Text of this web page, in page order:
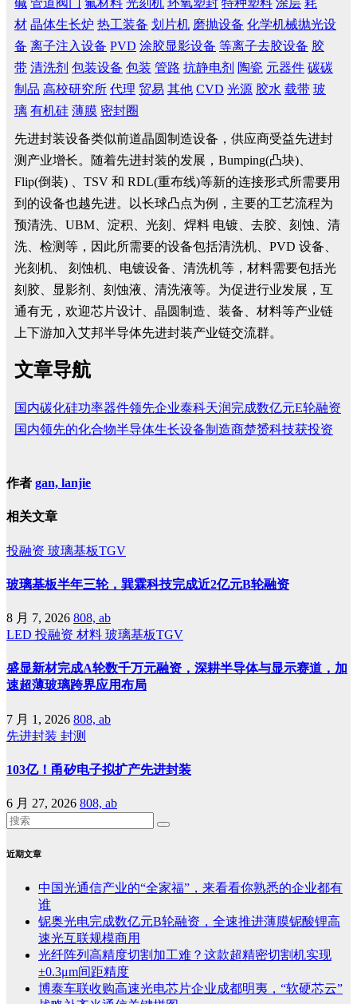
碱 管道阀门 氟材料 光刻机 环氧塑封 特种塑料 涂层 耗
材 晶体生长炉 热工装备 划片机 磨抛设备 化学机械抛光设
备 离子注入设备 PVD 涂胶显影设备 等离子去胶设备 胶
带 清洗剂 包装设备 包装 管路 抗静电剂 陶瓷 元器件 碳碳
制品 高校研究所 代理 贸易 其他 CVD 光源 胶水 载带 玻
璃 有机硅 薄膜 密封圈
先进封装设备类似前道晶圆制造设备，供应商受益先进封
测产业增长。随着先进封装的发展，Bumping(凸块)、
Flip(倒装) 、TSV 和 RDL(重布线)等新的连接形式所需要用
到的设备也越先进。以长球凸点为例，主要的工艺流程为
预清洗、UBM、淀积、光刻、焊料 电镀、去胶、刻蚀、清
洗、检测等，因此所需要的设备包括清洗机、PVD 设备、
光刻机、 刻蚀机、电镀设备、清洗机等，材料需要包括光
刻胶、显影剂、刻蚀液、清洗液等。为促进行业发展，互
通有无，欢迎芯片设计、晶圆制造、装备、材料等产业链
上下游加入艾邦半导体先进封装产业链交流群。
文章导航
国内碳化硅功率器件领先企业泰科天润完成数亿元E轮融资
国内领先的化合物半导体生长设备制造商楚赟科技获投资
作者 gan, lanjie
相关文章
投融资 玻璃基板TGV
玻璃基板半年三轮，巽霖科技完成近2亿元B轮融资
8 月 7, 2026 808, ab
LED 投融资 材料 玻璃基板TGV
盛显新材完成A轮数千万元融资，深耕半导体与显示赛道，加
速超薄玻璃跨界应用布局
7 月 1, 2026 808, ab
先进封装 封测
103亿！甬矽电子拟扩产先进封装
6 月 27, 2026 808, ab
近期文章
中国光通信产业的“全家福”，来看看你熟悉的企业都有
谁
铌奥光电完成数亿元B轮融资，全速推进薄膜铌酸锂高
速光互联规模商用
光纤阵列高精度切割加工难？这款超精密切割机实现
±0.3μm间距精度
博泰车联收购高速光电芯片企业成都明夷，“软硬芯云”